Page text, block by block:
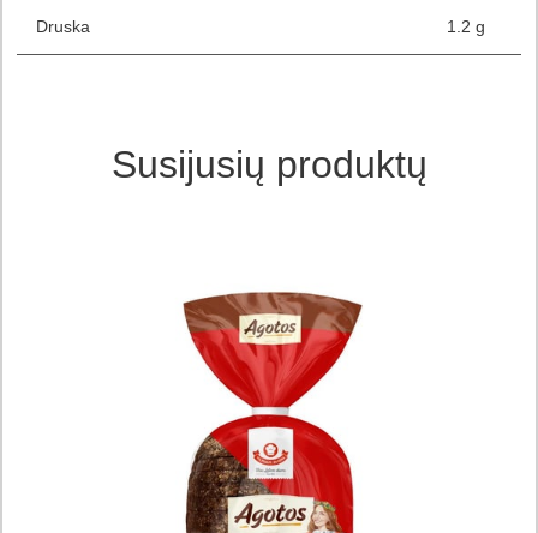
Druska 1.2 g
Susijusių produktų